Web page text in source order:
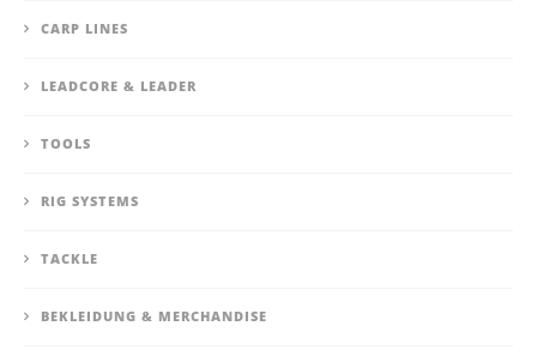
CARP LINES
LEADCORE & LEADER
TOOLS
RIG SYSTEMS
TACKLE
BEKLEIDUNG & MERCHANDISE